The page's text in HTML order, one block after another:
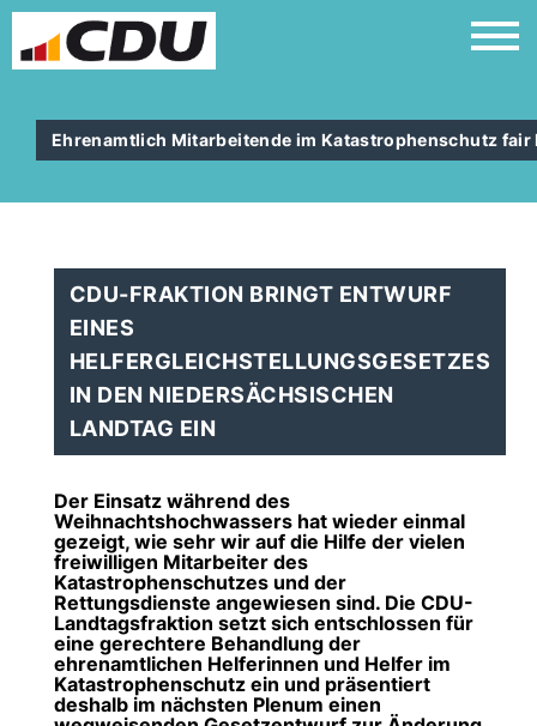
Ehrenamtlich Mitarbeitende im Katastrophenschutz fair
CDU-FRAKTION BRINGT ENTWURF
EINES
HELFERGLEICHSTELLUNGSGESETZES
IN DEN NIEDERSÄCHSISCHEN
LANDTAG EIN
Der Einsatz während des
Weihnachtshochwassers hat wieder einmal
gezeigt, wie sehr wir auf die Hilfe der vielen
freiwilligen Mitarbeiter des
Katastrophenschutzes und der
Rettungsdienste angewiesen sind. Die CDU-
Landtagsfraktion setzt sich entschlossen für
eine gerechtere Behandlung der
ehrenamtlichen Helferinnen und Helfer im
Katastrophenschutz ein und präsentiert
deshalb im nächsten Plenum einen